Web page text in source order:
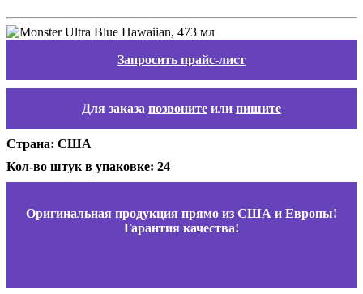
Запросить прайс-лист
Для заказа позвоните или пишите
Страна: США
Кол-во штук в упаковке: 24
Оригинальная продукция прямо из США и Европы!
Гарантия качества!